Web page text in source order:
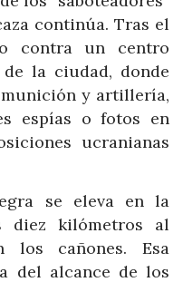
continúa. Tras el
contra un centro
la ciudad, donde
munición y artillería,
espías o fotos en
ucranianas
se eleva en la
diez kilómetros al
los cañones. Esa
del alcance de los